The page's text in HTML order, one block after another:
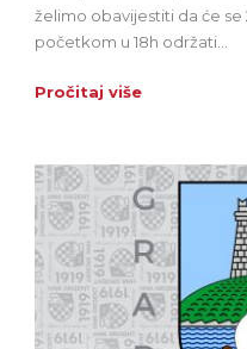
želimo obavijestiti da će se
početkom u 18h održati...
Pročitaj više